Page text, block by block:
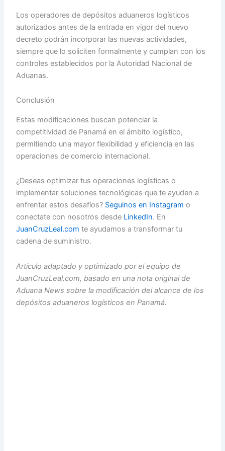
Los operadores de depósitos aduaneros logísticos
autorizados antes de la entrada en vigor del nuevo
decreto podrán incorporar las nuevas actividades,
siempre que lo soliciten formalmente y cumplan con los
controles establecidos por la Autoridad Nacional de
Aduanas.
Conclusión
Estas modificaciones buscan potenciar la
competitividad de Panamá en el ámbito logístico,
permitiendo una mayor flexibilidad y eficiencia en las
operaciones de comercio internacional.
¿Deseas optimizar tus operaciones logí­sticas o
implementar soluciones tecnológicas que te ayuden a
enfrentar estos desafí­os? Seguinos en Instagram o
conectate con nosotros desde LinkedIn. En
JuanCruzLeal.com te ayudamos a transformar tu
cadena de suministro.
Artículo adaptado y optimizado por el equipo de
JuanCruzLeal.com, basado en una nota original de
Aduana News sobre la modificación del alcance de los
depósitos aduaneros logísticos en Panamá.